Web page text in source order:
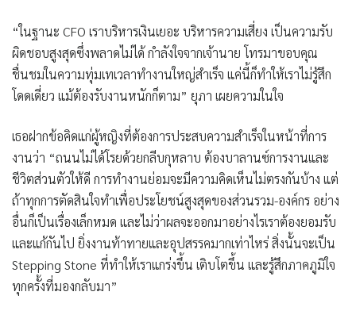
“ในฐานะ CFO เราบริหารเงินเยอะ บริหารความเสี่ยง เป็นความรับ
ผิดชอบสูงสุดซึ่งพลาดไม่ได้ กำลังใจจากเจ้านาย โทรมาขอบคุณ
ชื่นชมในความทุ่มเทเวลาทำงานใหญ่สำเร็จ แค่นี้ก็ทำให้เราไม่รู้สึก
โดดเดี่ยว แม้ต้องรับงานหนักก็ตาม” ยุภา เผยความในใจ
เธอฝากข้อคิดแก่ผู้หญิงที่ต้องการประสบความสำเร็จในหน้าที่การ
งานว่า “ถนนไม่ได้โรยด้วยกลีบกุหลาบ ต้องบาลานซ์การงานและ
ชีวิตส่วนตัวให้ดี การทำงานย่อมจะมีความคิดเห็นไม่ตรงกันบ้าง แต่
ถ้าทุกการตัดสินใจทำเพื่อประโยชน์สูงสุดของส่วนรวม-องค์กร อย่าง
อื่นก็เป็นเรื่องเล็กหมด และไม่ว่าผลจะออกมาอย่างไรเราต้องยอมรับ
และแก้กันไป ยิ่งงานท้าทายและอุปสรรคมากเท่าไหร่ สิ่งนั้นจะเป็น
Stepping Stone ที่ทำให้เราแกร่งขึ้น เติบโตขึ้น และรู้สึกภาคภูมิใจ
ทุกครั้งที่มองกลับมา”